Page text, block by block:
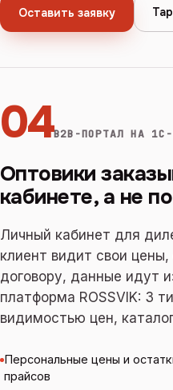
Оставить заявку
04B2B-ПОРТАЛ НА 1С-
Оптовики
кабинете, а не
Личный кабинет для
клиент видит свои
договору, данные идут
платформа ROSSVIK: 3
видимостью цен,
Персональные цены и
прайсов